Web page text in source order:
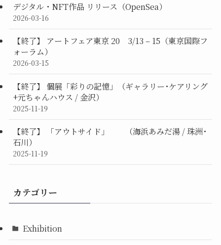
デジタル・NFT作品 リリース（OpenSea）
2026-03-16
【終了】 アートフェア東京 20 3/13 – 15（東京国際フ
ォーラム）
2026-03-15
【終了】 個展「彩りの記憶」（ギャラリー･ケアリング
+元ちゃんハウス / 金沢）
2025-11-19
【終了】 「アウトサイド」 （海浜あみだ湯 / 珠洲･
石川）
2025-11-19
カテゴリー
Exhibition